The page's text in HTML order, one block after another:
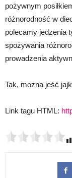
pożywnym
różnorodność w
polecamy jedzenia
spożywania
prowadzenia
Tak, można jeść
Link tagu HTML: